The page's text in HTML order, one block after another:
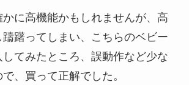
に高機能かもしれませんが、高
躇ってしまい、こちらのベビー
てみたところ、誤動作など少な
、買って正解でした。